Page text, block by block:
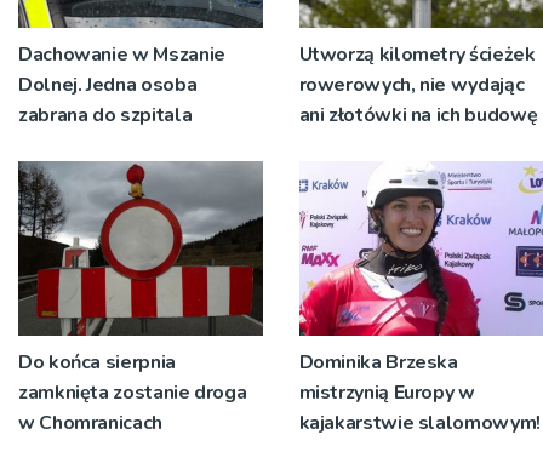
Dachowanie w Mszanie
Dolnej. Jedna osoba
zabrana do szpitala
Utworzą kilometry ścieżek
rowerowych, nie wydając
ani złotówki na ich budowę
Do końca sierpnia
zamknięta zostanie droga
w Chomranicach
Dominika Brzeska
mistrzynią Europy w
kajakarstwie slalomowym!